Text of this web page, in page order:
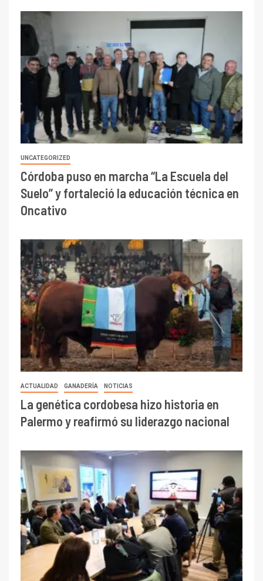
UNCATEGORIZED
Córdoba puso en marcha “La Escuela del
Suelo” y fortaleció la educación técnica en
Oncativo
ACTUALIDAD GANADERÍA NOTICIAS
La genética cordobesa hizo historia en
Palermo y reafirmó su liderazgo nacional